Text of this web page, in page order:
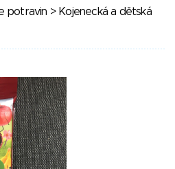
potravin > Kojenecká a dětská